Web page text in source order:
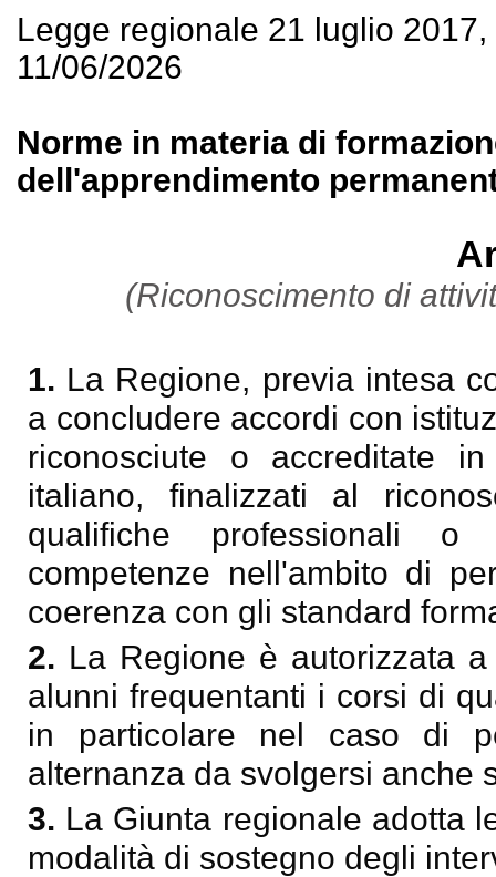
Legge regionale 21 luglio
11/06/2026
Norme in materia di
dell'apprendimento
(Riconoscimento di
1. La Regione, previa intesa
a concludere accordi con
riconosciute o accreditate
italiano, finalizzati al
qualifiche professionali
competenze nell'ambito di
coerenza con gli standard
2. La Regione è autorizzata
alunni frequentanti i corsi di
in particolare nel caso di
alternanza da svolgersi anche
3. La Giunta regionale adotta
modalità di sostegno degli